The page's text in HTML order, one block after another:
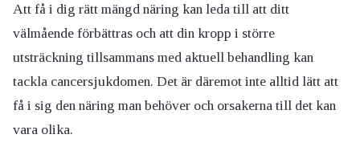
Att få i dig rätt mängd näring kan leda till att ditt
välmående förbättras och att din kropp i större
utsträckning tillsammans med aktuell behandling kan
tackla cancersjukdomen. Det är däremot inte alltid lätt att
få i sig den näring man behöver och orsakerna till det kan
vara olika.